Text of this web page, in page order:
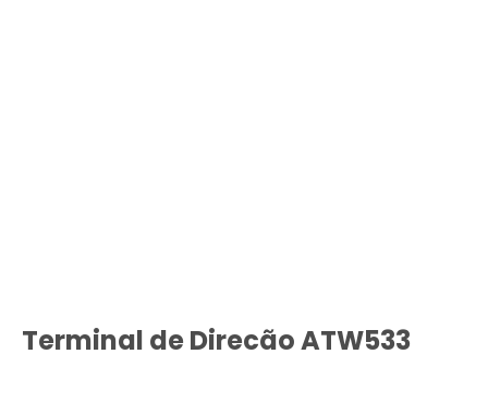
Terminal de Direcão ATW533